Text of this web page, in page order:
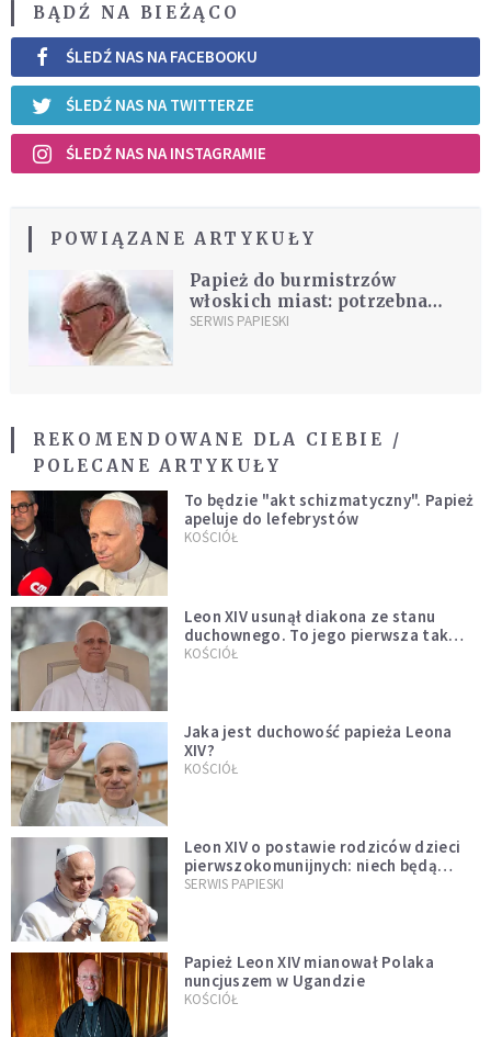
BĄDŹ NA BIEŻĄCO
ŚLEDŹ NAS NA FACEBOOKU
ŚLEDŹ NAS NA TWITTERZE
ŚLEDŹ NAS NA INSTAGRAMIE
POWIĄZANE ARTYKUŁY
Papież do burmistrzów
włoskich miast: potrzebna
gościnność i integracja
SERWIS PAPIESKI
REKOMENDOWANE DLA CIEBIE /
POLECANE ARTYKUŁY
To będzie "akt schizmatyczny". Papież
apeluje do lefebrystów
KOŚCIÓŁ
Leon XIV usunął diakona ze stanu
duchownego. To jego pierwsza tak
bezprecedensowa decyzja
KOŚCIÓŁ
Jaka jest duchowość papieża Leona
XIV?
KOŚCIÓŁ
Leon XIV o postawie rodziców dzieci
pierwszokomunijnych: niech będą
przykładem
SERWIS PAPIESKI
Papież Leon XIV mianował Polaka
nuncjuszem w Ugandzie
KOŚCIÓŁ